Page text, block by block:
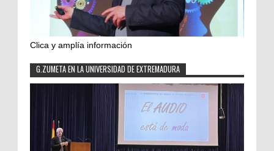
Clica y amplía información
G.ZUMETA EN LA UNIVERSIDAD DE EXTREMADURA